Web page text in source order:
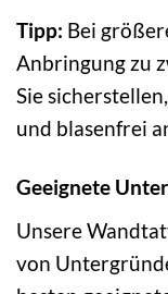
Tipp: Bei
Anbringung zu
Sie
und blasenfrei
Geeignete
Unsere
von